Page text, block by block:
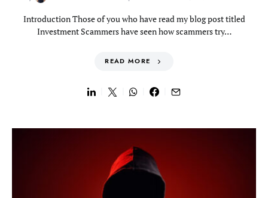
Introduction Those of you who have read my blog post titled
Investment Scammers have seen how scammers try…
READ MORE